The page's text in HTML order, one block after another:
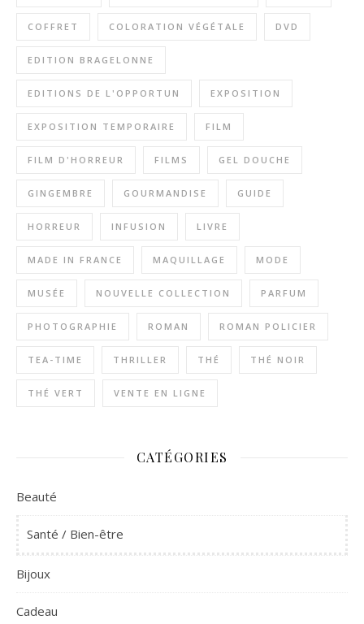
COFFRET COLORATION VÉGÉTALE DVD
EDITION BRAGELONNE
EDITIONS DE L'OPPORTUN EXPOSITION
EXPOSITION TEMPORAIRE FILM
FILM D'HORREUR FILMS GEL DOUCHE
GINGEMBRE GOURMANDISE GUIDE
HORREUR INFUSION LIVRE
MADE IN FRANCE MAQUILLAGE MODE
MUSÉE NOUVELLE COLLECTION PARFUM
PHOTOGRAPHIE ROMAN ROMAN POLICIER
TEA-TIME THRILLER THÉ THÉ NOIR
THÉ VERT VENTE EN LIGNE
CATÉGORIES
Beauté
Santé / Bien-être
Bijoux
Cadeau